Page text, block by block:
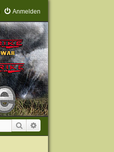
Anmelden
Suche